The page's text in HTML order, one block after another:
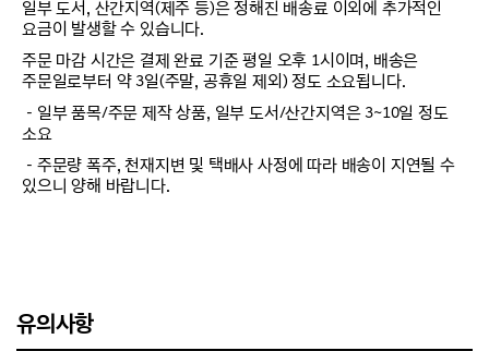
일부 도서, 산간지역(제주 등)은 정해진 배송료 이외에 추가적인
요금이 발생할 수 있습니다.
주문 마감 시간은 결제 완료 기준 평일 오후 1시이며, 배송은
주문일로부터 약 3일(주말, 공휴일 제외) 정도 소요됩니다.
－일부 품목/주문 제작 상품, 일부 도서/산간지역은 3~10일 정도
소요
－주문량 폭주, 천재지변 및 택배사 사정에 따라 배송이 지연될 수
있으니 양해 바랍니다.
유의사항